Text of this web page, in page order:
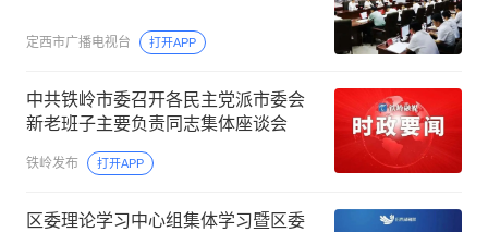
定西市广播电视台 打开APP
中共铁岭市委召开各民主党派市委会
新老班子主要负责同志集体座谈会
铁岭发布 打开APP
区委理论学习中心组集体学习暨区委